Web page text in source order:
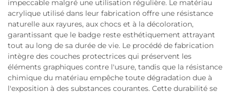
impeccable malgré une utilisation régulière. Le matériau
acrylique utilisé dans leur fabrication offre une résistance
naturelle aux rayures, aux chocs et à la décoloration,
garantissant que le badge reste esthétiquement attrayant
tout au long de sa durée de vie. Le procédé de fabrication
intègre des couches protectrices qui préservent les
éléments graphiques contre l'usure, tandis que la résistance
chimique du matériau empêche toute dégradation due à
l'exposition à des substances courantes. Cette durabilité se